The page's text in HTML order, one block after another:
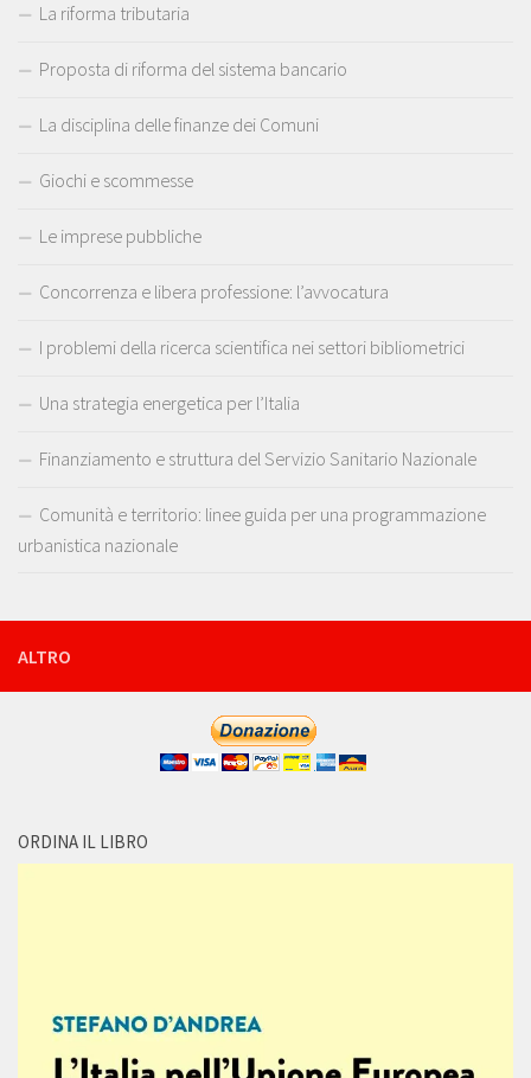
La riforma tributaria
Proposta di riforma del sistema bancario
La disciplina delle finanze dei Comuni
Giochi e scommesse
Le imprese pubbliche
Concorrenza e libera professione: l’avvocatura
I problemi della ricerca scientifica nei settori bibliometrici
Una strategia energetica per l’Italia
Finanziamento e struttura del Servizio Sanitario Nazionale
Comunità e territorio: linee guida per una programmazione
urbanistica nazionale
ALTRO
ORDINA IL LIBRO